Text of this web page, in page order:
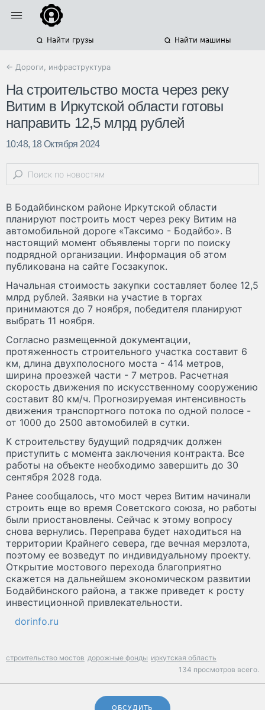
Найти грузы Найти машины
← Дороги, инфраструктура
На строительство моста через реку
Витим в Иркутской области готовы
направить 12,5 млрд рублей
10:48, 18 Октября 2024
В Бодайбинском районе Иркутской области
планируют построить мост через реку Витим на
автомобильной дороге «Таксимо - Бодайбо». В
настоящий момент объявлены торги по поиску
подрядной организации. Информация об этом
публикована на сайте Госзакупок.
Начальная стоимость закупки составляет более 12,5
млрд рублей. Заявки на участие в торгах
принимаются до 7 ноября, победителя планируют
выбрать 11 ноября.
Согласно размещенной документации,
протяженность строительного участка составит 6
км, длина двухполосного моста - 414 метров,
ширина проезжей части - 7 метров. Расчетная
скорость движения по искусственному сооружению
составит 80 км/ч. Прогнозируемая интенсивность
движения транспортного потока по одной полосе -
от 1000 до 2500 автомобилей в сутки.
К строительству будущий подрядчик должен
приступить с момента заключения контракта. Все
работы на объекте необходимо завершить до 30
сентября 2028 года.
Ранее сообщалось, что мост через Витим начинали
строить еще во время Советского союза, но работы
были приостановлены. Сейчас к этому вопросу
снова вернулись. Переправа будет находиться на
территории Крайнего севера, где вечная мерзлота,
поэтому ее возведут по индивидуальному проекту.
Открытие мостового перехода благоприятно
скажется на дальнейшем экономическом развитии
Бодайбинского района, а также приведет к росту
инвестиционной привлекательности.
dorinfo.ru
строительство мостов дорожные фонды иркутская область
134 просмотров всего.
ОБСУДИТЬ